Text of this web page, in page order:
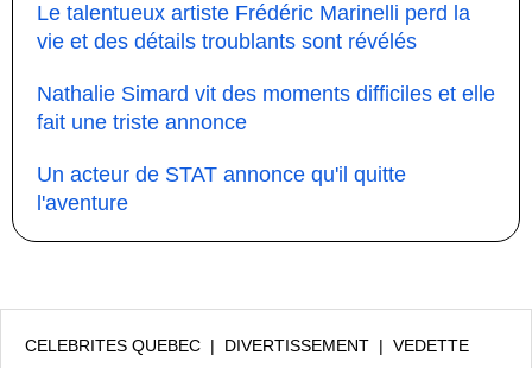
Le talentueux artiste Frédéric Marinelli perd la
vie et des détails troublants sont révélés
Nathalie Simard vit des moments difficiles et elle
fait une triste annonce
Un acteur de STAT annonce qu'il quitte
l'aventure
CELEBRITES QUEBEC | DIVERTISSEMENT | VEDETTE